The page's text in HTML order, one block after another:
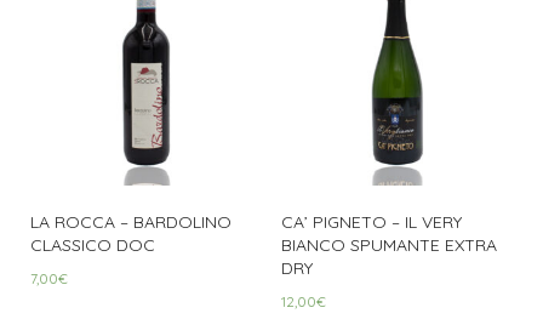
LA ROCCA – BARDOLINO
CLASSICO DOC
7,00€
CA’ PIGNETO – IL VERY
BIANCO SPUMANTE EXTRA
DRY
12,00€